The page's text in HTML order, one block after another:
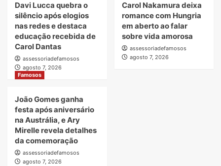
Davi Lucca quebra o
silêncio após elogios
nas redes e destaca
educação recebida de
Carol Dantas
assessoriadefamosos
agosto 7, 2026
Carol Nakamura deixa
romance com Hungria
em aberto ao falar
sobre vida amorosa
assessoriadefamosos
agosto 7, 2026
Famosos
João Gomes ganha
festa após aniversário
na Austrália, e Ary
Mirelle revela detalhes
da comemoração
assessoriadefamosos
agosto 7, 2026